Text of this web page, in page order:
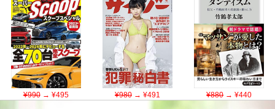
¥990→ ¥495 ¥980→ ¥491 ¥880→ ¥440